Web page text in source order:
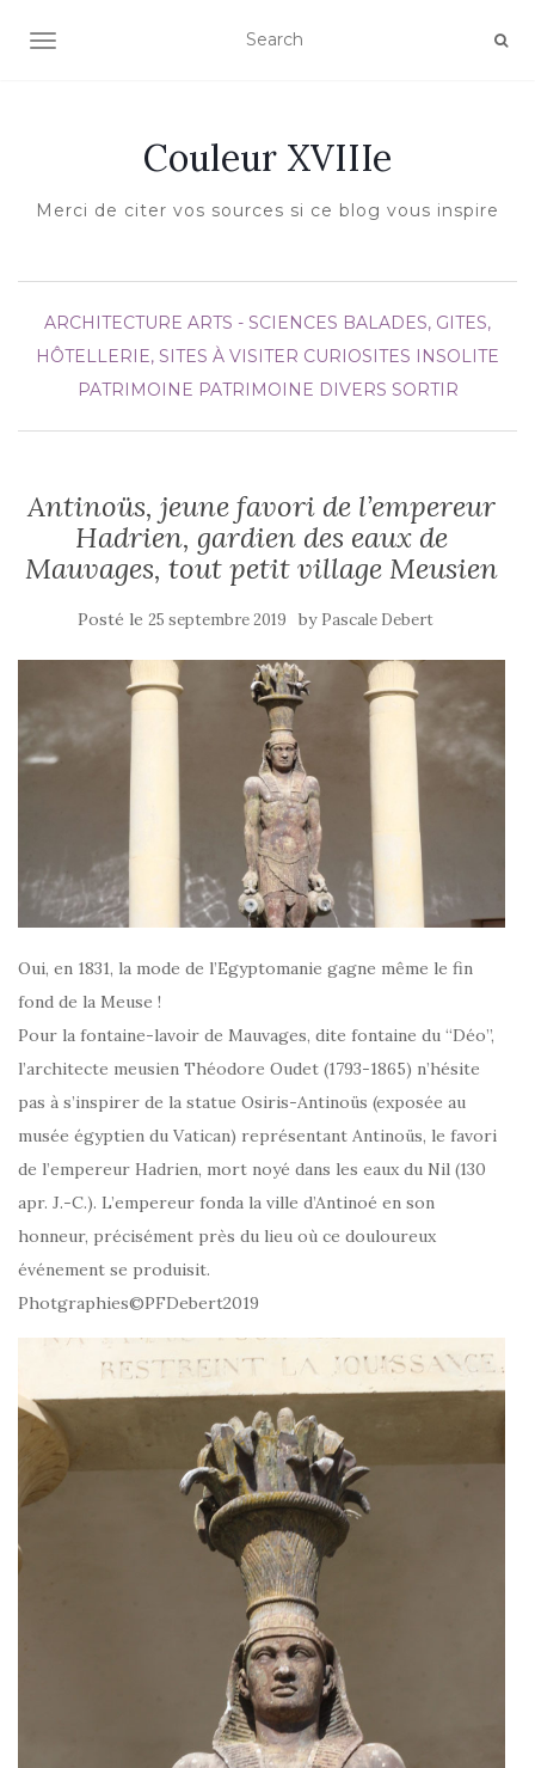
AFFICHER/MASQUER LA NAVIGATION
Couleur XVIIIe
Merci de citer vos sources si ce blog vous inspire
ARCHITECTURE ARTS - SCIENCES BALADES, GITES,
HÔTELLERIE, SITES À VISITER CURIOSITES INSOLITE
PATRIMOINE PATRIMOINE DIVERS SORTIR
Antinoüs, jeune favori de l’empereur
Hadrien, gardien des eaux de
Mauvages, tout petit village Meusien
Posté le 25 septembre 2019 by Pascale Debert
Oui, en 1831, la mode de l’Egyptomanie gagne même le fin
fond de la Meuse !
Pour la fontaine-lavoir de Mauvages, dite fontaine du “Déo”,
l’architecte meusien Théodore Oudet (1793-1865) n’hésite
pas à s’inspirer de la statue Osiris-Antinoüs (exposée au
musée égyptien du Vatican) représentant Antinoüs, le favori
de l’empereur Hadrien, mort noyé dans les eaux du Nil (130
apr. J.-C.). L’empereur fonda la ville d’Antinoé en son
honneur, précisément près du lieu où ce douloureux
événement se produisit.
Photgraphies©PFDebert2019